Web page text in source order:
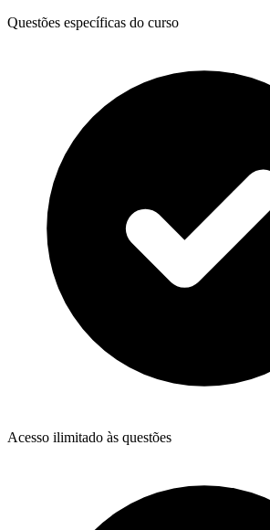
Questões específicas do curso
Acesso ilimitado às questões